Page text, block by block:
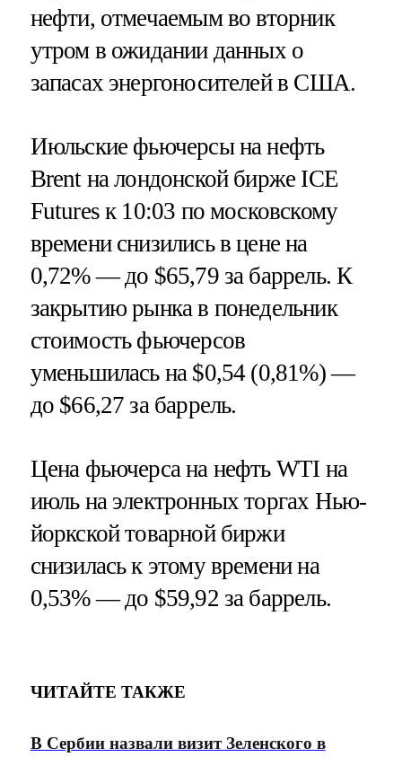
нефти, отмечаемым во вторник
утром в ожидании данных о
запасах энергоносителей в США.
Июльские фьючерсы на нефть
Brent на лондонской бирже ICE
Futures к 10:03 по московскому
времени снизились в цене на
0,72% — до $65,79 за баррель. К
закрытию рынка в понедельник
стоимость фьючерсов
уменьшилась на $0,54 (0,81%) —
до $66,27 за баррель.
Цена фьючерса на нефть WTI на
июль на электронных торгах Нью-
йоркской товарной биржи
снизилась к этому времени на
0,53% — до $59,92 за баррель.
ЧИТАЙТЕ ТАКЖЕ
В Сербии назвали визит Зеленского в